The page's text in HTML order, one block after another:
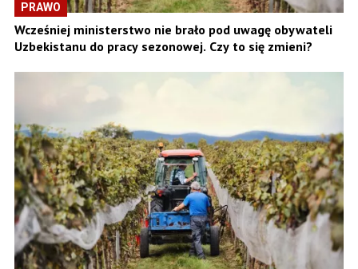
PRAWO
Wcześniej ministerstwo nie brało pod uwagę obywateli
Uzbekistanu do pracy sezonowej. Czy to się zmieni?